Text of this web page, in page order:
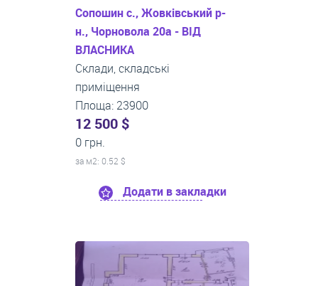
Сопошин c., Жовківський р-
н., Чорновола 20а - ВІД
ВЛАСНИКА
Склади, складські
приміщення
Площа: 23900
12 500 $
0 грн.
за м2: 0.52 $
Додати в закладки